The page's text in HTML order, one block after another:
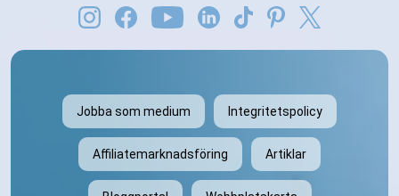
Jobba som medium Integritetspolicy
Affiliatemarknadsföring Artiklar